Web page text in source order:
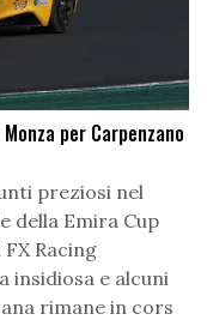
per Carpenzano
preziosi nel
della Emira Cup
Racing
insidiosa e alcuni
rimane in cors